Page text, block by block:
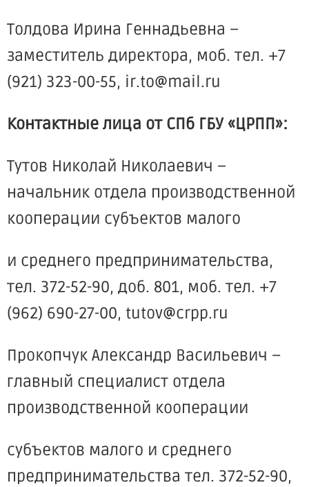
Толдова Ирина Геннадьевна –
заместитель директора, моб. тел. +7
(921) 323-00-55, ir.to@mail.ru
Контактные лица от СПб ГБУ «ЦРПП»:
Тутов Николай Николаевич –
начальник отдела производственной
кооперации субъектов малого
и среднего предпринимательства,
тел. 372-52-90, доб. 801, моб. тел. +7
(962) 690-27-00, tutov@crpp.ru
Прокопчук Александр Васильевич –
главный специалист отдела
производственной кооперации
субъектов малого и среднего
предпринимательства тел. 372-52-90,